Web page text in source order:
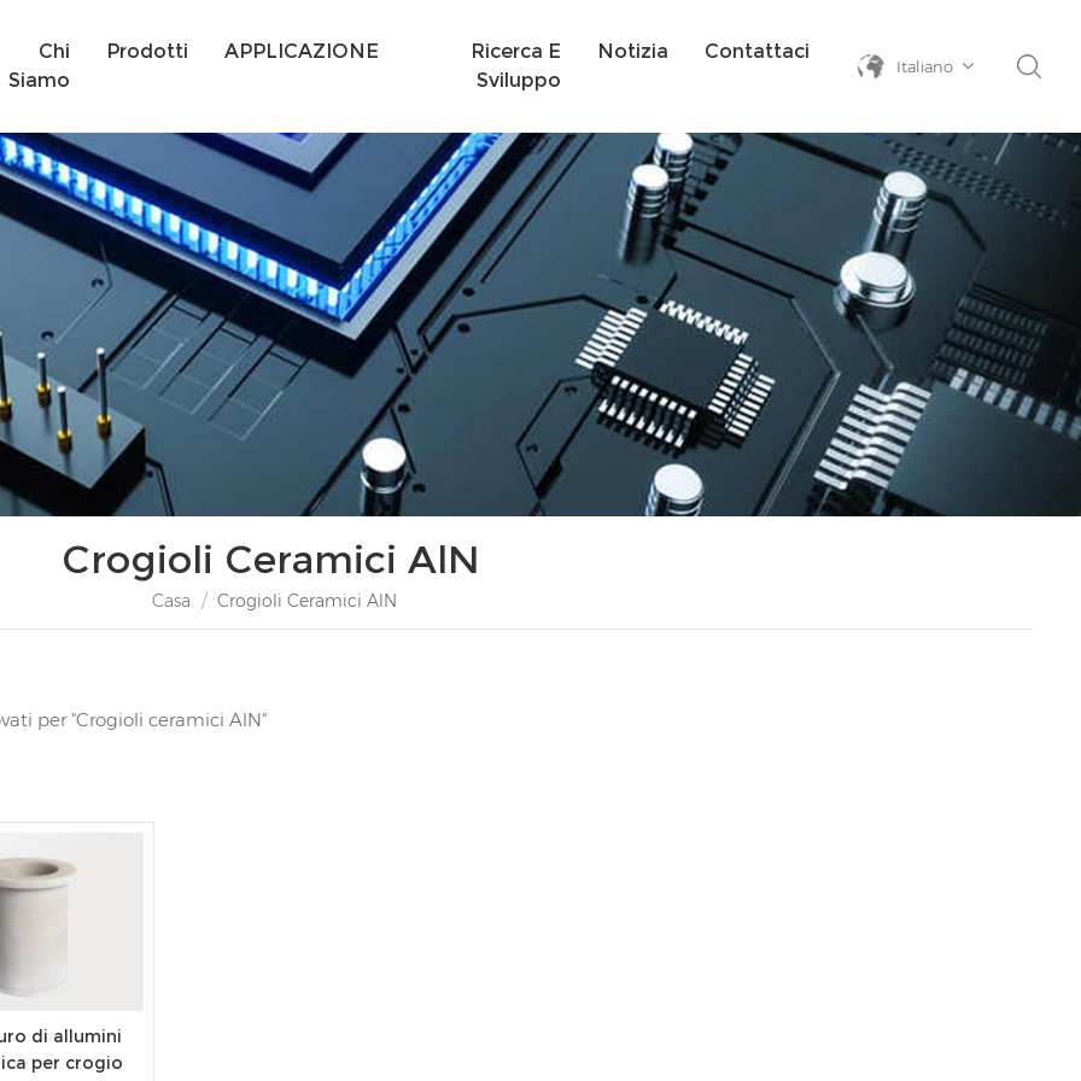
Chi
Siamo
Prodotti APPLICAZIONE
Ricerca E
Sviluppo
Notizia Contattaci
Italiano
Crogioli Ceramici AlN
Casa / Crogioli Ceramici AlN
per "Crogioli ceramici AlN"
di allumini
per crogio